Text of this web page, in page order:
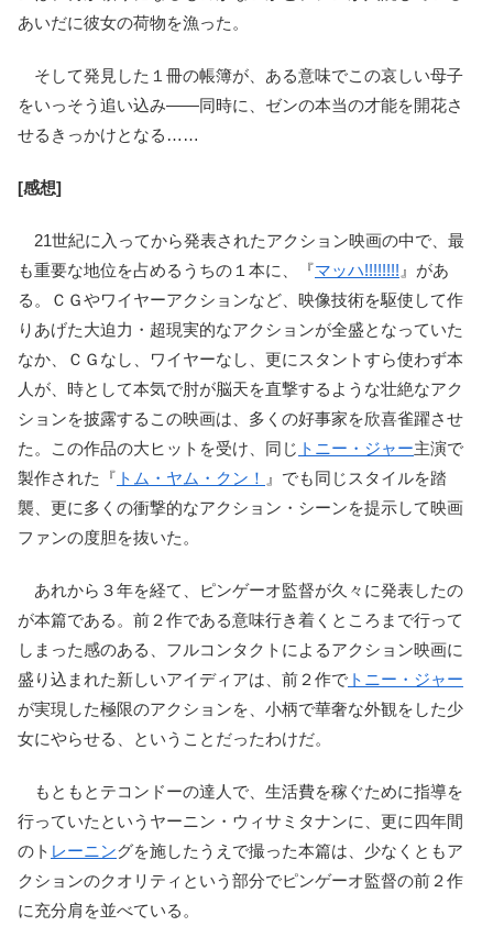
あいだに彼女の荷物を漁った。
そして発見した１冊の帳簿が、ある意味でこの哀しい母子
をいっそう追い込み――同時に、ゼンの本当の才能を開花さ
せるきっかけとなる……
[感想]
21世紀に入ってから発表されたアクション映画の中で、最
も重要な地位を占めるうちの１本に、『マッハ!!!!!!!! 』があ
る。ＣＧやワイヤーアクションなど、映像技術を駆使して作
りあげた大迫力・超現実的なアクションが全盛となっていた
なか、ＣＧなし、ワイヤーなし、更にスタントすら使わず本
人が、時として本気で肘が脳天を直撃するような壮絶なアク
ションを披露するこの映画は、多くの好事家を欣喜雀躍させ
た。この作品の大ヒットを受け、同じ トニー・ジャー主演で
製作された『 トム・ヤム・クン！ 』でも同じスタイルを踏
襲、更に多くの衝撃的なアクション・シーンを提示して映画
ファンの度胆を抜いた。
あれから３年を経て、ピンゲーオ監督が久々に発表したの
が本篇である。前２作である意味行き着くところまで行って
しまった感のある、フルコンタクトによるアクション映画に
盛り込まれた新しいアイディアは、前２作で トニー・ジャー
が実現した極限のアクションを、小柄で華奢な外観をした少
女にやらせる、ということだったわけだ。
もともとテコンドーの達人で、生活費を稼ぐために指導を
行っていたというヤーニン・ウィサミタナンに、更に四年間
のト レーニングを施したうえで撮った本篇は、少なくともア
クションのクオリティという部分でピンゲーオ監督の前２作
に充分肩を並べている。